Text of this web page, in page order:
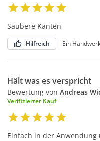
Saubere Kanten
Hilfreich Ein
Hält was es verspricht
Bewertung von Andreas
Verifizierter Kauf
Einfach in der